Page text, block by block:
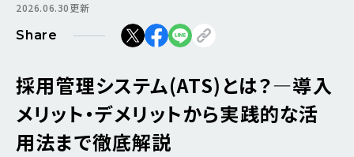
2026.06.30更新
Share
採用管理システム(ATS)とは？―導入
メリット・デメリットから実践的な活
用法まで徹底解説